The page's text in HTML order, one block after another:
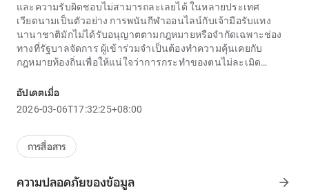
และความรับผิดชอบไม่สามารถละเลยได้ ในหลายประเทศ
เวียดนามเป็นตัวอย่าง การพนันกีฬาออนไลน์กับเจ้ามือรับแทง
นานาชาติมักไม่ได้รับอนุญาตตามกฎหมายหรือจำกัดเฉพาะช่อง
ทางที่รัฐบาลจัดการ ผู้เข้าร่วมจำเป็นต้องทำความคุ้นเคยกับ
กฎหมายท้องถิ่นเพื่อให้แน่ใจว่าการกระทำของตนไม่ละเมิด
ตนต่อสาธารณะและแนะนำให้ผู้ใช้เข้าร่วมหากพวกเขามีอายุถึง
เกณฑ์และอยู่ในเขตอำนาจศาลที่อนุญาตเท่านั้น การปฏิบัติตาม
แข่งขันชนไก่ที่ใหญ่ที่สุดและเป็นที่คาดหวังมากที่สุดรายการหนึ่ง
ในภูมิภาคกัมพูชาในขณะนั้น จากความสำเร็จอย่างต่อเนื่องของ
ประเทศ โดยเฉพาะประเทศไทย เวียดนาม ฟิลิปปินส์ และไก่ชน
อัปเดตเมื่อ
2026-03-06T17:32:25+08:00
การสื่อสาร
ความปลอดภัยของข้อมูล arrow_forward